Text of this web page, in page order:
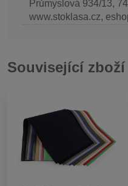
Průmyslová 934/13,
www.stoklasa.cz,
Související zboží